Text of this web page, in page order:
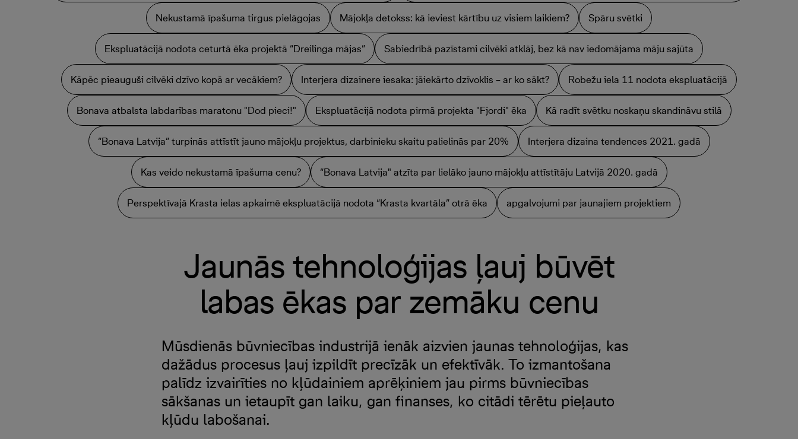
Nekustamā īpašuma tirgus pielāgojas Mājokļa detokss: kā ieviest kārtību uz visiem laikiem? Spāru svētki
Ekspluatācijā nodota ceturtā ēka projektā “Dreilinga mājas” Sabiedrībā pazīstami cilvēki atklāj, bez kā nav iedomājama māju sajūta
Kāpēc pieauguši cilvēki dzīvo kopā ar vecākiem? Interjera dizainere iesaka: jāiekārto dzīvoklis – ar ko sākt? Robežu iela 11 nodota ekspluatācijā
Bonava atbalsta labdarības maratonu "Dod pieci!" Ekspluatācijā nodota pirmā projekta "Fjordi" ēka Kā radīt svētku noskaņu skandināvu stilā
“Bonava Latvija” turpinās attīstīt jauno mājokļu projektus, darbinieku skaitu palielinās par 20% Interjera dizaina tendences 2021. gadā
Kas veido nekustamā īpašuma cenu? “Bonava Latvija" atzīta par lielāko jauno mājokļu attīstītāju Latvijā 2020. gadā
Perspektīvajā Krasta ielas apkaimē ekspluatācijā nodota “Krasta kvartāla” otrā ēka apgalvojumi par jaunajiem projektiem
Jaunās tehnoloģijas ļauj būvēt
labas ēkas par zemāku cenu
Mūsdienās būvniecības industrijā ienāk aizvien jaunas tehnoloģijas, kas
dažādus procesus ļauj izpildīt precīzāk un efektīvāk. To izmantošana
palīdz izvairīties no kļūdainiem aprēķiniem jau pirms būvniecības
sākšanas un ietaupīt gan laiku, gan finanses, ko citādi tērētu pieļauto
kļūdu labošanai.